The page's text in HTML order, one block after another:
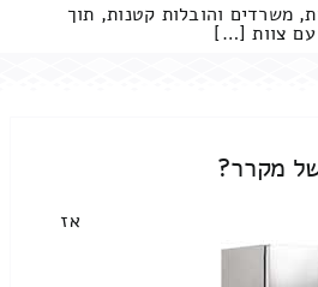
משרדים והובלות קטנות, תוך
עם צוות […]
מקרר?
אז